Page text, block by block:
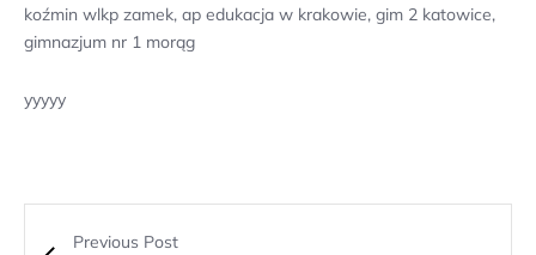
koźmin wlkp zamek, ap edukacja w krakowie, gim 2 katowice,
gimnazjum nr 1 morąg
yyyyy
Previous Post